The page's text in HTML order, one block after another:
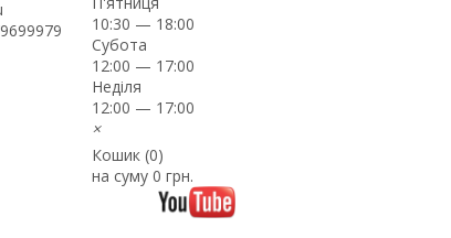
10:30 — 18:00
Субота
12:00 — 17:00
Неділя
12:00 — 17:00
×
Кошик (0)
на суму0 грн.